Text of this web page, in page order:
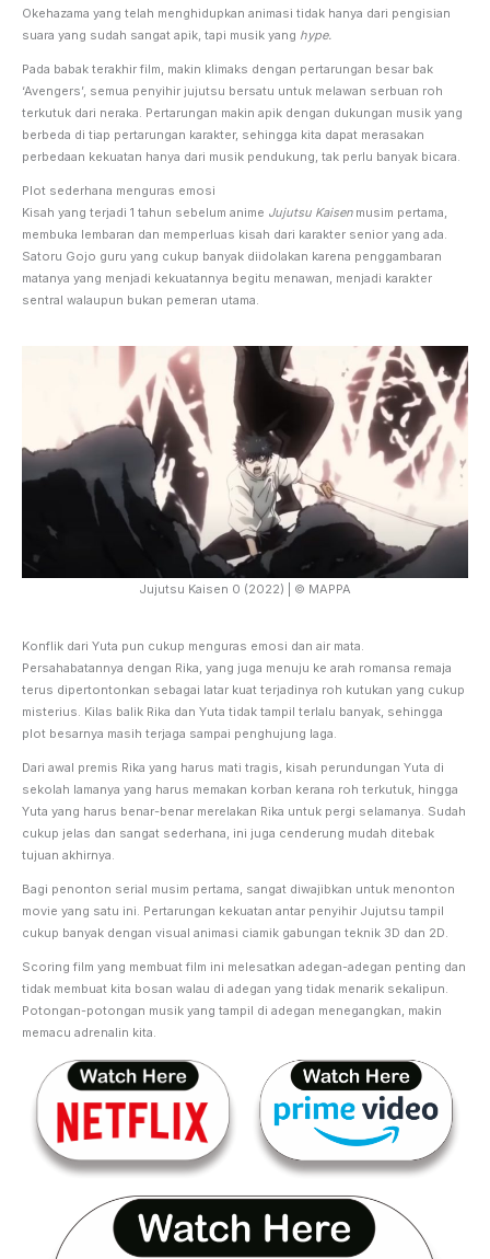
Okehazama yang telah menghidupkan animasi tidak hanya dari pengisian
suara yang sudah sangat apik, tapi musik yang hype.
Pada babak terakhir film, makin klimaks dengan pertarungan besar bak
‘Avengers’, semua penyihir jujutsu bersatu untuk melawan serbuan roh
terkutuk dari neraka. Pertarungan makin apik dengan dukungan musik yang
berbeda di tiap pertarungan karakter, sehingga kita dapat merasakan
perbedaan kekuatan hanya dari musik pendukung, tak perlu banyak bicara.
Plot sederhana menguras emosi
Kisah yang terjadi 1 tahun sebelum anime Jujutsu Kaisenmusim pertama,
membuka lembaran dan memperluas kisah dari karakter senior yang ada.
Satoru Gojo guru yang cukup banyak diidolakan karena penggambaran
matanya yang menjadi kekuatannya begitu menawan, menjadi karakter
sentral walaupun bukan pemeran utama.
Jujutsu Kaisen 0 (2022) | © MAPPA
Konflik dari Yuta pun cukup menguras emosi dan air mata.
Persahabatannya dengan Rika, yang juga menuju ke arah romansa remaja
terus dipertontonkan sebagai latar kuat terjadinya roh kutukan yang cukup
misterius. Kilas balik Rika dan Yuta tidak tampil terlalu banyak, sehingga
plot besarnya masih terjaga sampai penghujung laga.
Dari awal premis Rika yang harus mati tragis, kisah perundungan Yuta di
sekolah lamanya yang harus memakan korban kerana roh terkutuk, hingga
Yuta yang harus benar-benar merelakan Rika untuk pergi selamanya. Sudah
cukup jelas dan sangat sederhana, ini juga cenderung mudah ditebak
tujuan akhirnya.
Bagi penonton serial musim pertama, sangat diwajibkan untuk menonton
movie yang satu ini. Pertarungan kekuatan antar penyihir Jujutsu tampil
cukup banyak dengan visual animasi ciamik gabungan teknik 3D dan 2D.
Scoring film yang membuat film ini melesatkan adegan-adegan penting dan
tidak membuat kita bosan walau di adegan yang tidak menarik sekalipun.
Potongan-potongan musik yang tampil di adegan menegangkan, makin
memacu adrenalin kita.